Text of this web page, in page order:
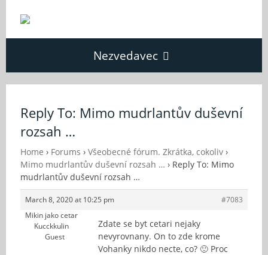
Nezvedavec
O Nezvědavci
Reply To: Mimo mudrlantův duševní
rozsah …
Home › Forums › Všeobecné fórum. Zkrátka, cokoliv ›
Mimo mudrlantův duševní rozsah … › Reply To: Mimo
mudrlantův duševní rozsah …
March 8, 2020 at 10:25 pm
#7083
Mikin jako cetar
Kucckkulin
Guest
Zdate se byt cetari nejaky
nevyrovnany. On to zde krome
Vohanky nikdo necte, co? 🙂 Proc